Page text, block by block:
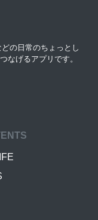
の日常のちょっとし
なげるアプリです。